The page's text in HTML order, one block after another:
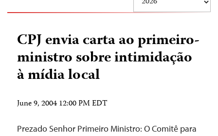
CPJ envia carta ao primeiro-
ministro sobre intimidação
à mídia local
June 9, 2004 12:00 PM EDT
Prezado Senhor Primeiro Ministro: O Comitê para